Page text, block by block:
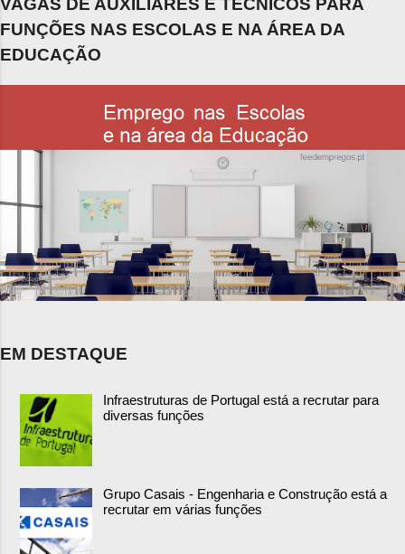
VAGAS DE AUXILIARES E TÉCNICOS PARA
FUNÇÕES NAS ESCOLAS E NA ÁREA DA
EDUCAÇÃO
EM DESTAQUE
Infraestruturas de Portugal está a recrutar para
diversas funções
Grupo Casais - Engenharia e Construção está a
recrutar em várias funções